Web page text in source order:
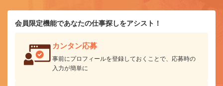
会員限定機能であなたの仕事探しをアシスト！
カンタン応募
事前にプロフィールを登録しておくことで、応募時の
入力が簡単に